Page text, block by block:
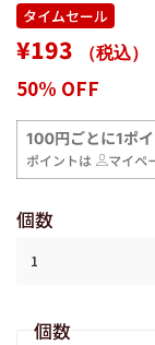
タイムセール
通
格
¥193 （税込）
50% OFF
個数
個数